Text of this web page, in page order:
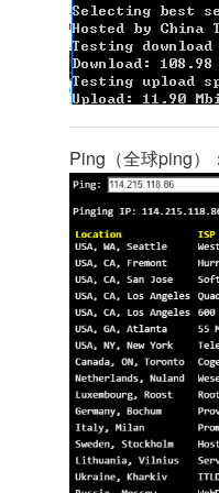
Ping（全球ping）